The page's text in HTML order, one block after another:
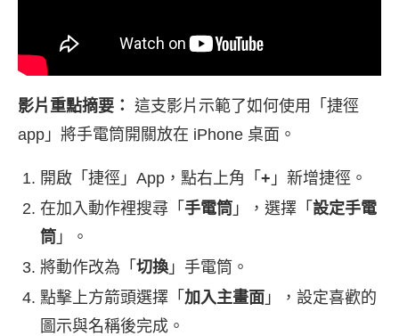
影片重點摘要： 這支影片示範了如何使用「捷徑
app」將手電筒開關放在 iPhone 桌面。
開啟「捷徑」App，點右上角「 + 」新增捷徑。
在加入動作裡搜尋「 手電筒 」，選擇「 設定手電
筒 」。
將動作改為「 切換 」手電筒。
點擊上方箭頭選擇「 加入主畫面 」，設定喜歡的
圖示與名稱後完成。